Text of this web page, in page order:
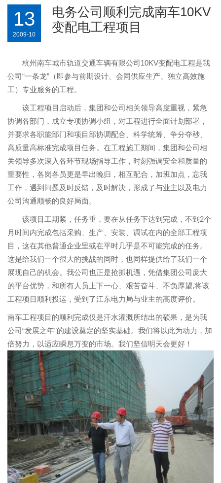
13
2009-10
电务公司顺利完成南车10KV
变配电工程项目
杭州南车城市轨道交通车辆有限公司10KV变配电工程是我
公司“一条龙” （即参与前期设计、会同供应生产、独立高效施
工）专业服务的工程。
该工程项目启动后，集团和公司相关领导高度重视， 紧急
协调各部门， 成立专项协调小组， 对工程进行全面计划部署，
并要求各职能部门和项目部协调配合、科学统筹、争分夺秒、
高质量高标准完成项目任务。在工程施工期间，集团和公司相
关领导多次深入各环节现场指导工作，时刻强调安全和质量的
重要性，各岗各员更是早出晚归，相互配合，加班加点，忘我
工作，遇到问题及时反馈，及时解决，形成了与业主以及电力
公司沟通顺畅的良好局面。
该项目 工期紧，任务重，要在从任务下达到完成，不到 2个
月时间内完成包括采购、生产、安装、调试在内的全部工程项
目，这在其他普通企业里或在平时几乎是不可能完成的任务。
这是给我们一个很大的挑战的同时，也同样提供给了我们一个
展现自己的机会。我公司也正是抢抓机遇， 凭借集团公司庞大
的平台优势，和所有人员上下一心、 艰苦奋斗、不负厚望,将该
工程项目顺利投运，受到了江东电力局与业主的高度评价。
南车工程项目的顺利完成仅是汗水灌溉所结出的硕果，是为我
公司“发展之年”的建设奠定的坚实基础。 我们将以此为动力，加
倍努力，以适应瞬息万变的市场。我们坚信明天会更好！